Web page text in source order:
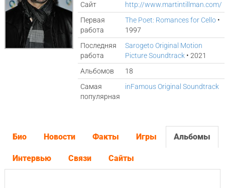
Сайт
http://www.martintillman.com/
Первая
работа
The Poet: Romances for Cello •
1997
Последняя
работа
Sarogeto Original Motion
Picture Soundtrack • 2021
Альбомов
18
Самая
популярная
inFamous Original Soundtrack
Био Новости Факты Игры Альбомы
Интервью Связи Сайты